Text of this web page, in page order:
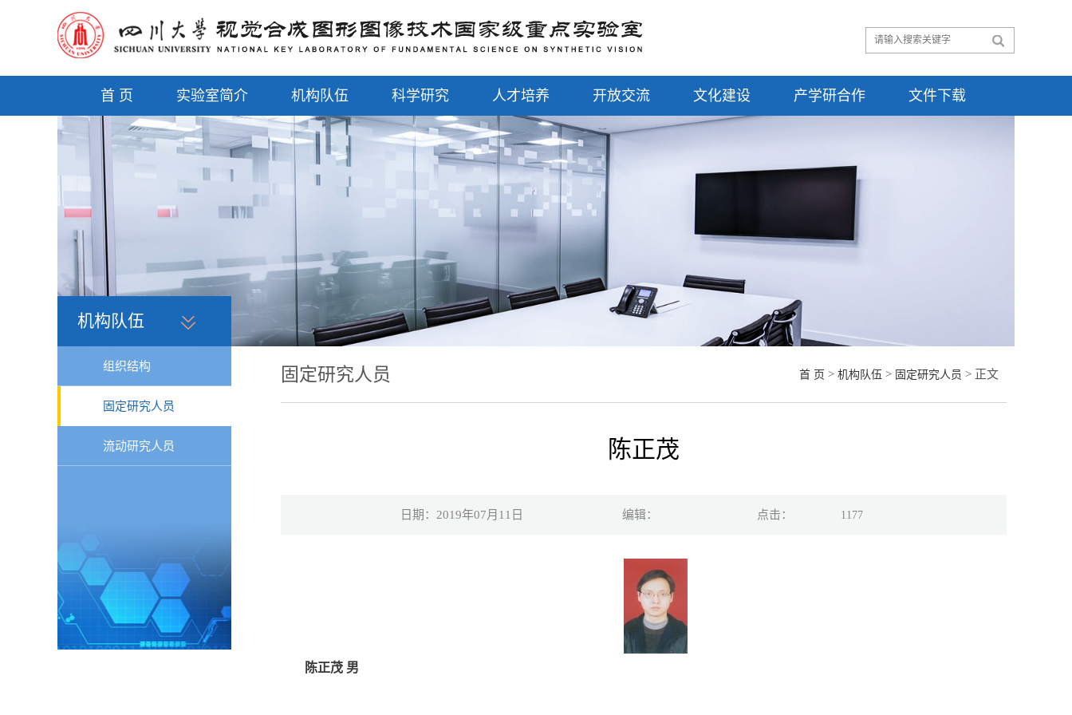
首 页 实验室简介 机构队伍 科学研究 人才培养 开放交流 文化建设 产学研合作 文件下载
机构队伍
组织结构
固定研究人员
流动研究人员
固定研究人员 首 页 > 机构队伍 > 固定研究人员 > 正文
陈正茂
日期：2019年07月11日 编辑： 点击： 1177
陈正茂 男